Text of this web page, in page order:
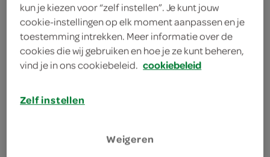
verantwoord eten voor jouw kleintje
geen suiker teogevoegd
lekker knijpzakje voor jouw kleintje
kun je kiezen voor “zelf instellen”. Je kunt jouw
cookie-instellingen op elk moment aanpassen en je
toestemming intrekken. Meer informatie over de
cookies die wij gebruiken en hoe je ze kunt beheren,
vind je in ons cookiebeleid. cookiebeleid
Zelf instellen
Weigeren